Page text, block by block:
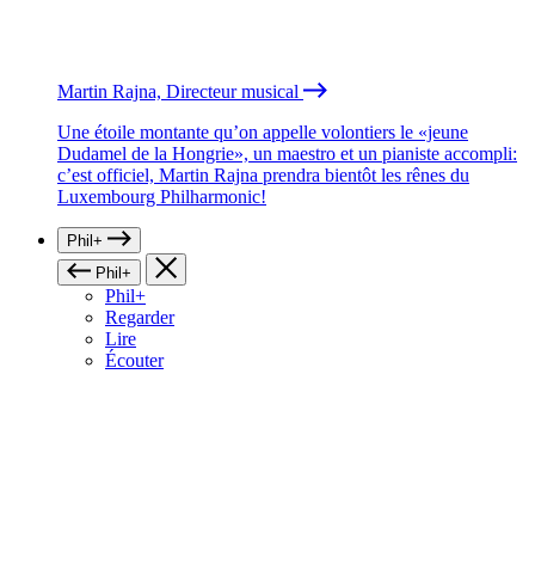
Martin Rajna, Directeur musical
Une étoile montante qu’on appelle volontiers le «jeune
Dudamel de la Hongrie», un maestro et un pianiste accompli:
c’est officiel, Martin Rajna prendra bientôt les rênes du
Luxembourg Philharmonic!
Phil+
Phil+
Phil+
Regarder
Lire
Écouter